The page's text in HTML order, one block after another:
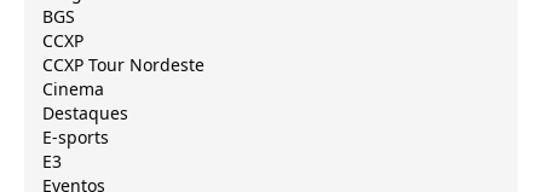
BGS
CCXP
CCXP Tour Nordeste
Cinema
Destaques
E-sports
E3
Eventos